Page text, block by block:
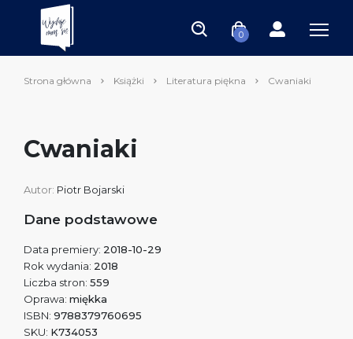
0
Strona główna Książki Literatura piękna Cwaniaki
Cwaniaki
Autor: Piotr Bojarski
Dane podstawowe
Data premiery: 2018-10-29
Rok wydania: 2018
Liczba stron: 559
Oprawa: miękka
ISBN: 9788379760695
SKU: K734053